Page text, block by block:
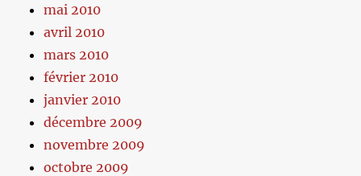
mai 2010
avril 2010
mars 2010
février 2010
janvier 2010
décembre 2009
novembre 2009
octobre 2009